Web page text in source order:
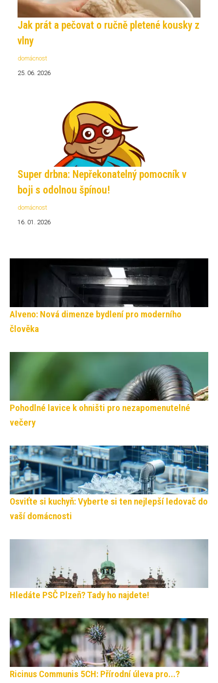
Jak prát a pečovat o ručně pletené kousky z
vlny
domácnost
25. 06. 2026
Super drbna: Nepřekonatelný pomocník v
boji s odolnou špínou!
domácnost
16. 01. 2026
Alveno: Nová dimenze bydlení pro moderního
člověka
Pohodlné lavice k ohništi pro nezapomenutelné
večery
Osviťte si kuchyň: Vyberte si ten nejlepší ledovač do
vaší domácnosti
Hledáte PSČ Plzeň? Tady ho najdete!
Ricinus Communis 5CH: Přírodní úleva pro...?